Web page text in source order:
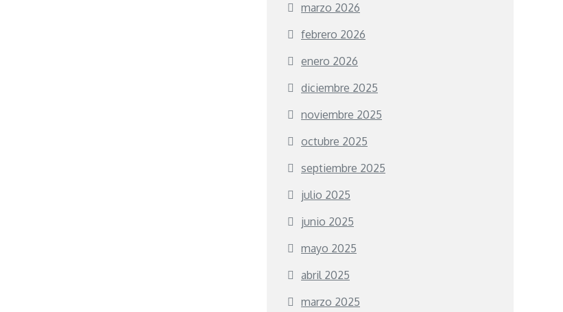
marzo 2026
febrero 2026
enero 2026
diciembre 2025
noviembre 2025
octubre 2025
septiembre 2025
julio 2025
junio 2025
mayo 2025
abril 2025
marzo 2025